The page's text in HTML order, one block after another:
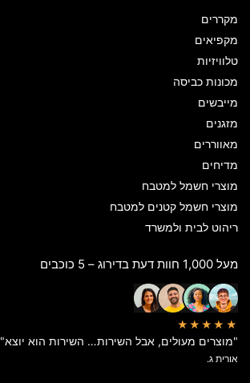
מקררים
מקפיאים
טלוויזיות
מכונות כביסה
מייבשים
מזגנים
מאווררים
מדיחים
מוצרי חשמל למטבח
מוצרי חשמל קטנים למטבח
ריהוט לבית ולמשרד
מעל 1,000 חוות דעת בדירוג – 5 כוכבים
★★★★★
"מוצרים מעולים, אבל השירות… השירות הוא יוצא"
אורית ג.